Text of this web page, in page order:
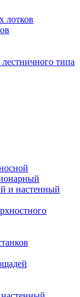
лотков
типа
и настенный